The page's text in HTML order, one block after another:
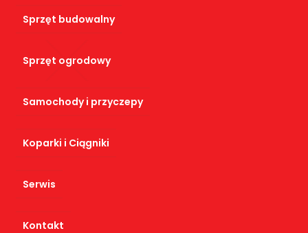
Sprzęt budowalny
Sprzęt ogrodowy
Samochody i przyczepy
Koparki i Ciągniki
Serwis
Kontakt